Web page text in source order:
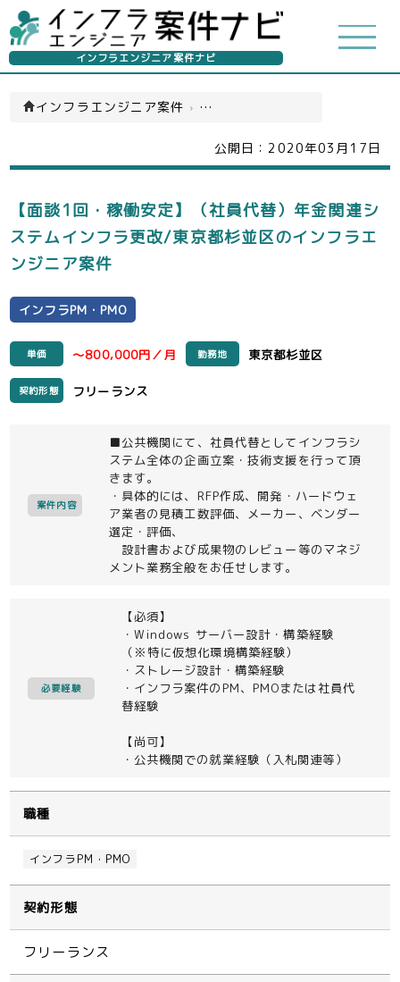
インフラエンジニア案件ナビ
インフラエンジニア案件 › インフラPM・PMO(一覧)
公開日： 2020年03月17日
【面談1回・稼働安定】（社員代替）年金関連シ
ステムインフラ更改/東京都杉並区のインフラエ
ンジニア案件
インフラPM・PMO
単価 ～800,000円／月 勤務地 東京都杉並区
契約形態 フリーランス
案件内容
■公共機関にて、社員代替としてインフラシ
ステム全体の企画立案・技術支援を行って頂
きます。
・具体的には、RFP作成、開発・ハードウェ
ア業者の見積工数評価、メーカー、ベンダー
選定・評価、
設計書および成果物のレビュー等のマネジ
メント業務全般をお任せします。
必要経験
【必須】
・Windows サーバー設計・構築経験
（※特に仮想化環境構築経験）
・ストレージ設計・構築経験
・インフラ案件のPM、PMOまたは社員代
替経験
【尚可】
・公共機関での就業経験（入札関連等）
職種
インフラPM・PMO
契約形態
フリーランス